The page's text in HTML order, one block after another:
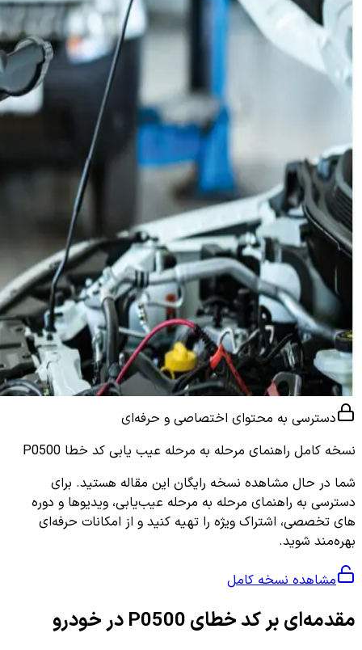
دسترسی به محتوای اختصاصی و حرفه‌ای
نسخه کامل راهنمای مرحله به مرحله عیب یابی کد خطا P0500
شما در حال مشاهده نسخه رایگان این مقاله هستید. برای
دسترسی به راهنمای مرحله به مرحله عیب‌یابی، ویدیوها و دوره
های تخصصی، اشتراک ویژه را تهیه کنید و از امکانات حرفه‌ای
بهره‌مند شوید.
مشاهده نسخه کامل
مقدمه‌ای بر کد خطای P0500 در خودرو